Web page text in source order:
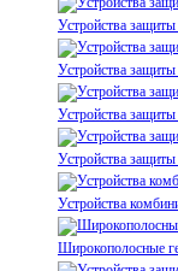
Устройства
Устройства
Устройства защиты
Устройства
Устройства
Широкополосные